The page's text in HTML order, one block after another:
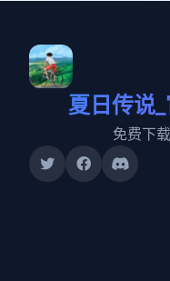
夏日传说
免费下